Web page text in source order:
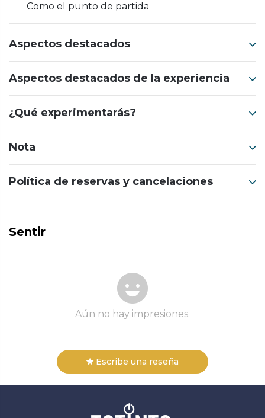
Como el punto de partida
Aspectos destacados
Aspectos destacados de la experiencia
¿Qué experimentarás?
Nota
Política de reservas y cancelaciones
Sentir
Aún no hay impresiones.
Escribe una reseña